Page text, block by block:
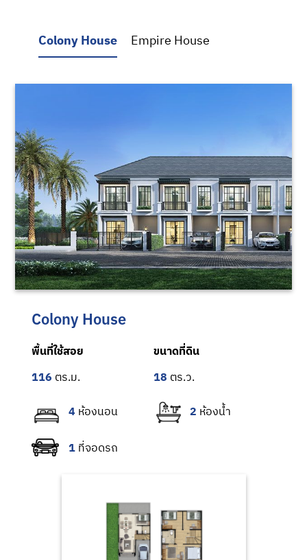
Colony House Empire House
Colony House
พื้นที่ใช้สอย
116
ขนาดที่ดิน
18
4
2
1